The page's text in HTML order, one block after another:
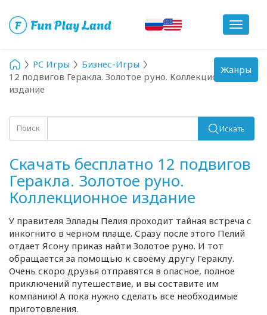
Toggle
PC Игры
Бизнес-Игры
12 подвигов Геракла. Золотое руно. Коллекционное
издание
Поиск Искать
Скачать бесплатно 12 подвигов
Геракла. Золотое руно.
Коллекционное издание
У правителя Эллады Пелия проходит тайная встреча с
инкогнито в черном плаще. Сразу после этого Пелий
отдает Ясону приказ найти Золотое руно. И тот
обращается за помощью к своему другу Гераклу.
Очень скоро друзья отправятся в опасное, полное
приключений путешествие, и вы составите им
компанию! А пока нужно сделать все необходимые
приготовления.
Toggle
navigation
Жанры